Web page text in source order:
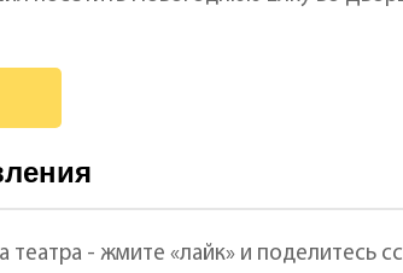
театра - жмите «лайк» и поделитесь